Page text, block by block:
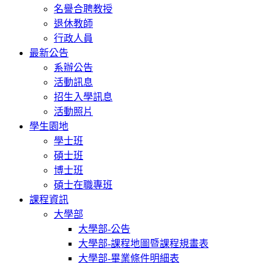
名譽合聘教授
退休教師
行政人員
最新公告
系辦公告
活動訊息
招生入學訊息
活動照片
學生園地
學士班
碩士班
博士班
碩士在職專班
課程資訊
大學部
大學部-公告
大學部-課程地圖暨課程規畫表
大學部-畢業條件明細表